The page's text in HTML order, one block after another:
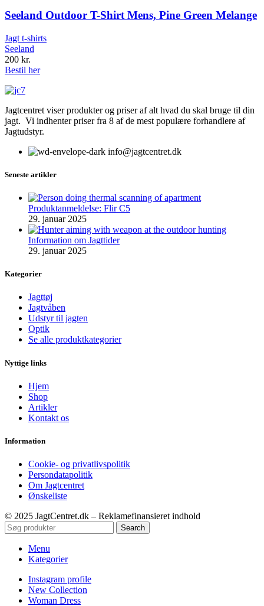
Seeland Outdoor T-Shirt Mens, Pine Green Melange
Jagt t-shirts
Seeland
200 kr.
Bestil her
Jagtcentret viser produkter og priser af alt hvad du skal bruge til din
jagt. Vi indhenter priser fra 8 af de mest populære forhandlere af
Jagtudstyr.
info@jagtcentret.dk
Seneste artikler
Produktanmeldelse: Flir C5
29. januar 2025
Information om Jagttider
29. januar 2025
Kategorier
Jagttøj
Jagtvåben
Udstyr til jagten
Optik
Se alle produktkategorier
Nyttige links
Hjem
Shop
Artikler
Kontakt os
Information
Cookie- og privatlivspolitik
Persondatapolitik
Om Jagtcentret
Ønskeliste
© 2025 JagtCentret.dk – Reklamefinansieret indhold
Search
Menu
Kategorier
Instagram profile
New Collection
Woman Dress